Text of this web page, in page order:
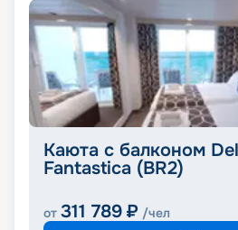
Каюта с балконом
Fantastica (BR2)
от 311 789 ₽ /чел